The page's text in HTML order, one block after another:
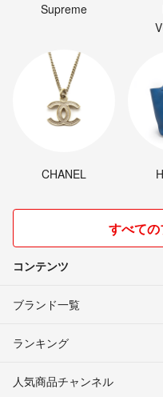
Supreme
CHANEL
すべて
コンテンツ
ブランド一覧
ランキング
人気商品チャンネル